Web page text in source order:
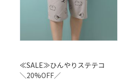
≪SALE≫ひんやりステテコ
＼20%OFF／